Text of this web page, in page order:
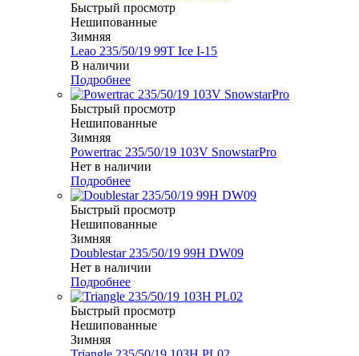
Быстрый просмотр
Нешипованные
Зимняя
Leao 235/50/19 99T Ice I-15
В наличии
Подробнее
Быстрый просмотр
Нешипованные
Зимняя
Powertrac 235/50/19 103V SnowstarPro
Нет в наличии
Подробнее
Быстрый просмотр
Нешипованные
Зимняя
Doublestar 235/50/19 99H DW09
Нет в наличии
Подробнее
Быстрый просмотр
Нешипованные
Зимняя